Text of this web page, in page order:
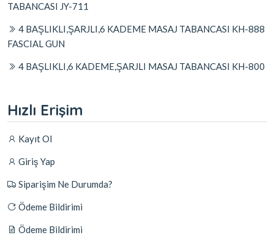
TABANCASI JY-711
4 BAŞLIKLI,ŞARJLI,6 KADEME MASAJ TABANCASI KH-888
FASCIAL GUN
4 BAŞLIKLI,6 KADEME,ŞARJLI MASAJ TABANCASI KH-800
Hızlı Erişim
Kayıt Ol
Giriş Yap
Siparişim Ne Durumda?
Ödeme Bildirimi
Ödeme Bildirimi